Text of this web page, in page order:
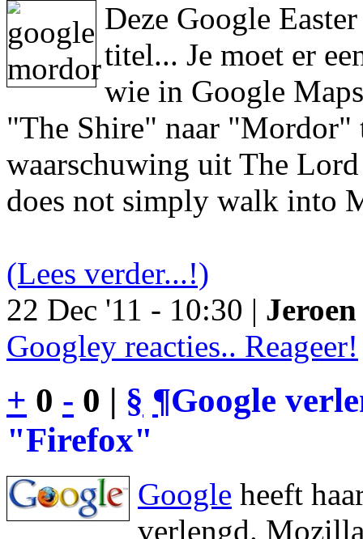
Deze Google
titel... Je moet er
wie in Google
"The Shire" naar "Mordor"
waarschuwing uit The
does not simply walk into
(Lees verder...!)
22 Dec '11 - 10:30 |
Googley reacties.. Reageer!
+ 0 - 0 | § ¶Google
"Firefox"
Google heeft
verlengd.